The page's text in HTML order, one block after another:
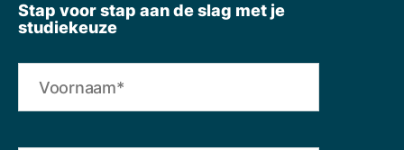
Stap voor stap aan de slag met je
studiekeuze